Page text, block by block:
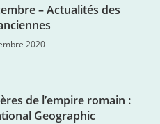
– Actualités des
2020
de l’empire romain :
Geographic